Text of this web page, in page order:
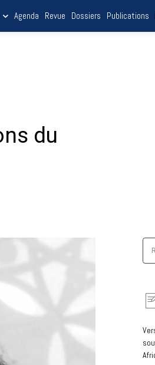
Agenda Revue Dossiers Publications
du